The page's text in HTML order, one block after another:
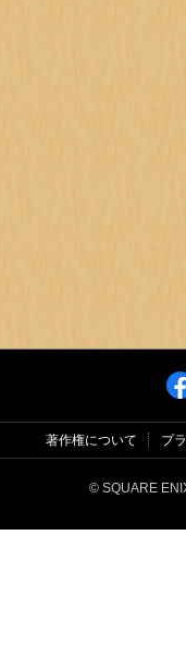
著作権について プ
© SQUARE